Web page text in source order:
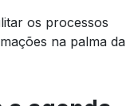
os processos
na palma da